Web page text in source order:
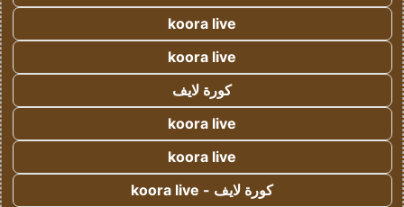
koora live
koora live
كورة لايف
koora live
koora live
كورة لايف - koora live